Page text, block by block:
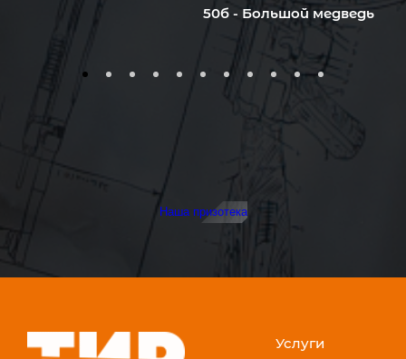
50б - Большой медведь
Наша призотека
Услуги